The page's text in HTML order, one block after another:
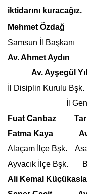
iktidarını kuracağız.
Mehmet Özdağ
Samsun İl Başkanı
Av. Ahmet Aydın
Av. Ayşegül
İl Disiplin Kurulu
İl Gençlik
Fuat Canbaz
Fatma Kaya Av.
Alaçam İlçe Bşk.
Ayvacık İlçe Bşk.
Ali Kemal